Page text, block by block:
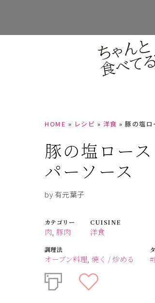
HOME » レシピ » 洋食 » 豚の塩ロ
豚の塩ロー
パーソース
by 有元葉子
カテゴリー
肉 豚肉
CUISINE
洋食
調理法
オーブン料理 焼く / 炒める